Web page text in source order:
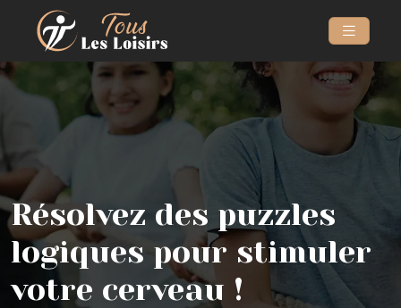
Résolvez des puzzles
logiques pour stimuler
votre cerveau !